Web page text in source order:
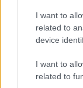
I want to
related to
device
I want to
related to
évét taposó,
ezelőtt
készen van-e